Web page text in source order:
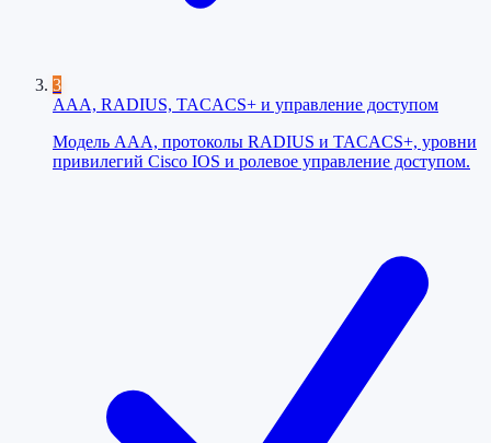
3
AAA, RADIUS, TACACS+ и управление доступом
Модель AAA, протоколы RADIUS и TACACS+, уровни
привилегий Cisco IOS и ролевое управление доступом.